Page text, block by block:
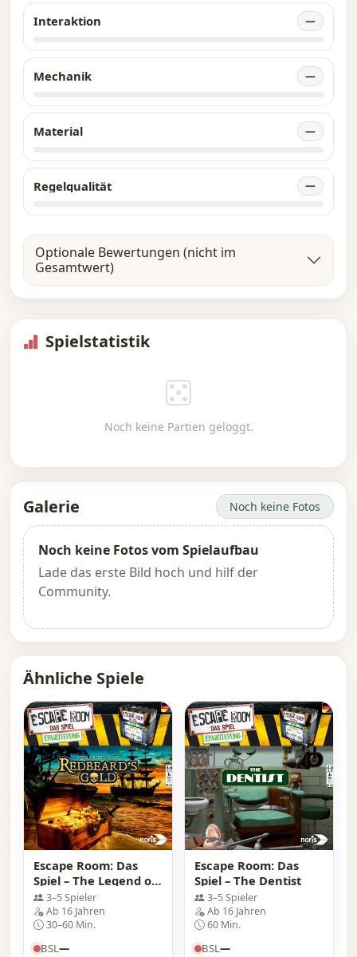
Interaktion —
Mechanik —
Material —
Regelqualität —
Optionale Bewertungen (nicht im
Gesamtwert)
Spielstatistik
Noch keine Partien geloggt.
Galerie Noch keine Fotos
Noch keine Fotos vom Spielaufbau
Lade das erste Bild hoch und hilf der
Community.
Ähnliche Spiele
Escape Room: Das
Spiel – The Legend of
Redbeard\'s Gold
3–5 Spieler
Ab 16 Jahren
30–60 Min.
BSL—
Escape Room: Das
Spiel – The Dentist
3–5 Spieler
Ab 16 Jahren
60 Min.
BSL—